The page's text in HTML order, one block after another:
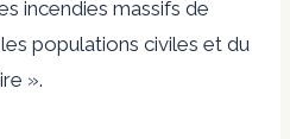
incendies massifs de
populations civiles et du
».